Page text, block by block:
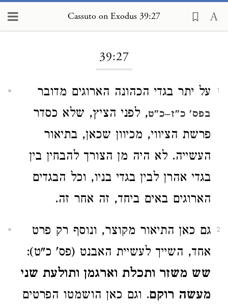
Cassuto on Exodus 39:27
39:27
1 על יתר בגדי הכהונה הארוגים מדובר
בפס' כ"ז–כ"ט, לפני הציץ, שלא כסדר
פרשת הציווי, מכיוון שכאן, בתיאור
העשייה. לא היה מן הצורך להבחין בין
בגדי אהרן לבין בגדי בניו, וכל הבגדים
הארוגים באים ביחד, זה אחר זה.
2
גם כאן התיאור מקוצר, ונוסף רק פרט
אחד, השייך לעשיית האבנט (פס' כ"ט):
שש משזר ותכלת וארגמן ותולעת שני
מעשה רוקם. וגם כאן הושמטו הפרטים